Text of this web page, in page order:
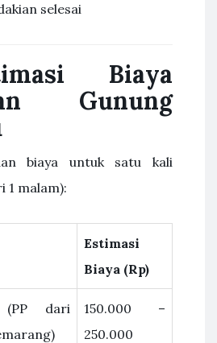
selesai
Biaya
Gunung
biaya untuk satu kali
1 malam):
Estimasi
Biaya (Rp)
(PP dari
150.000 –
250.000